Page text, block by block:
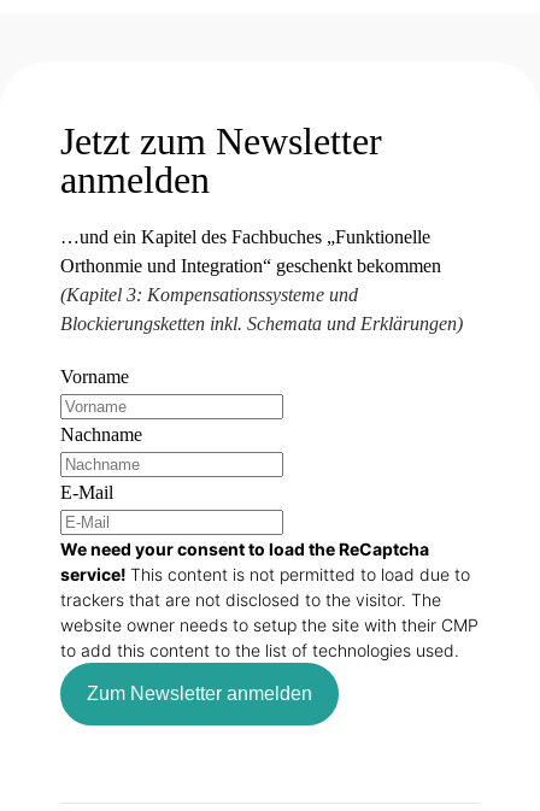
Jetzt zum Newsletter
anmelden
…und ein Kapitel des Fachbuches „Funktionelle
Orthonmie und Integration“ geschenkt bekommen
(Kapitel 3: Kompensationssysteme und
Blockierungsketten inkl. Schemata und Erklärungen)
Vorname
Nachname
E-Mail
We need your consent to load the ReCaptcha
service! This content is not permitted to load due to
trackers that are not disclosed to the visitor. The
website owner needs to setup the site with their CMP
to add this content to the list of technologies used.
Zum Newsletter anmelden